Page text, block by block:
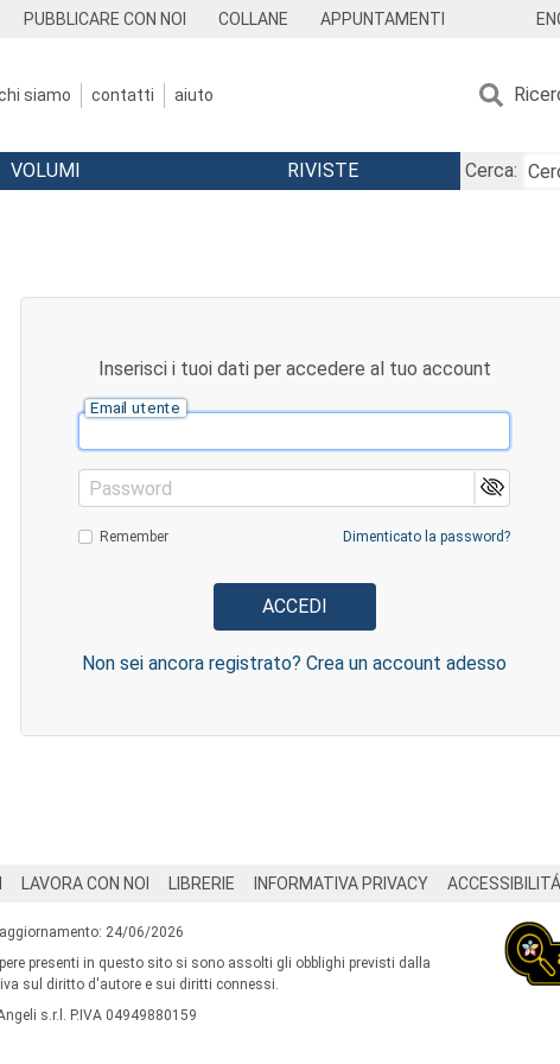
PUBBLICARE CON NOI COLLANE APPUNTAMENTI
siamo contatti aiuto
VOLUMI RIVISTE
Cerca:
Inserisci i tuoi dati per accedere al tuo account
Email utente
Password
Remember Dimenticato la password?
Non sei ancora registrato? Crea un account adesso
LAVORA CON NOI LIBRERIE INFORMATIVA PRIVACY ACCESSIBILITÁ
24/06/2026
presenti in questo sito si sono assolti gli obblighi previsti dalla
sul diritto d'autore e sui diritti connessi.
s.r.l. P.IVA 04949880159